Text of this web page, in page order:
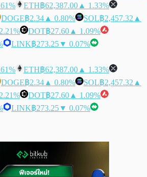
ETH฿62,387.00 ▲ 1.33%
DOGE฿2.34 ▲ 0.80% SOL฿2,457.32 ▲
DOT฿27.60 ▲ 1.09%
LINK฿273.25▼ 0.07%
ETH฿62,387.00 ▲ 1.33%
DOGE฿2.34 ▲ 0.80% SOL฿2,457.32 ▲
DOT฿27.60 ▲ 1.09%
LINK฿273.25▼ 0.07%